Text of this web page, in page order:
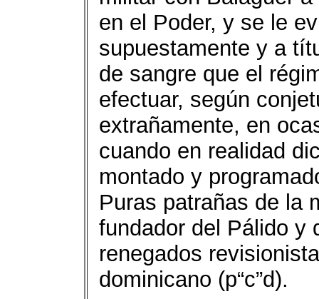
en el Poder, y se le
supuestamente y a
de sangre que el
efectuar, según
extrañamente, en
cuando en realidad
montado y
Puras patrañas de la
fundador del Pálido y
renegados
dominicano (p“c”d).